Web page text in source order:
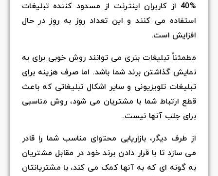
40% از کاربران اینترنت از مسدود کننده تبلیغات
استفاده می کنند و این تعداد روز به روز در حال
افزایش است.
مطمئناً تبلیغات بنری می توانند روش خوبی برای به
نمایش گذاشتن برند شما باشد. اما صرف هزینه برای
تبلیغات تلویزیونی و سایر اشکال تبلیغاتی که باعث
قطع ارتباط شما با مشتریان می شود، روش مناسبی
برای جلب آنها نیست.
از طرف دیگر، بازاریابی محتوای مناسب شما را قادر
می سازد تا با قرار دادن برند خود در مقابل مشتریان
به گونه ای که به آنها کمک می کند، با مشتریانتان